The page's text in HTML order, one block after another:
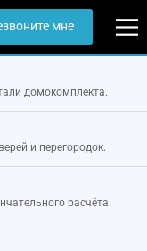
мне
домокомплекта.
и перегородок.
расчёта.